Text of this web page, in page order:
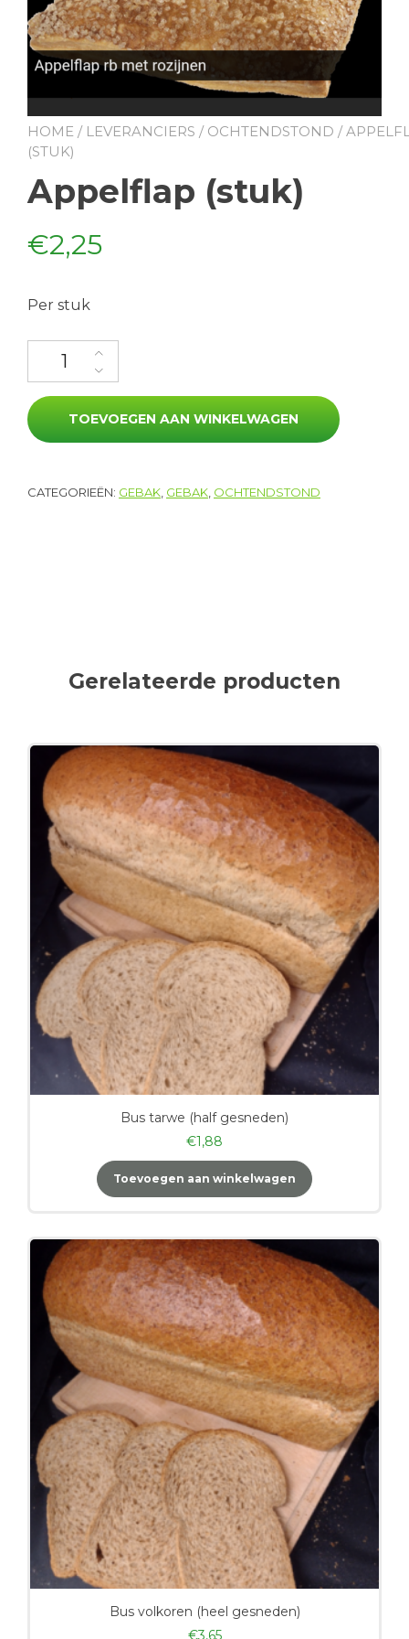
HOME / LEVERANCIERS / OCHTENDSTOND /
(STUK)
Appelflap (stuk)
€2,25
Per stuk
Appelflap (stuk) aantal
TOEVOEGEN AAN WINKELWAGEN
CATEGORIEËN: GEBAK GEBAK OCHTENDSTOND
Gerelateerde producten
Bus tarwe (half gesneden)
€1,88
Toevoegen aan winkelwagen
Bus volkoren (heel gesneden)
€3,65